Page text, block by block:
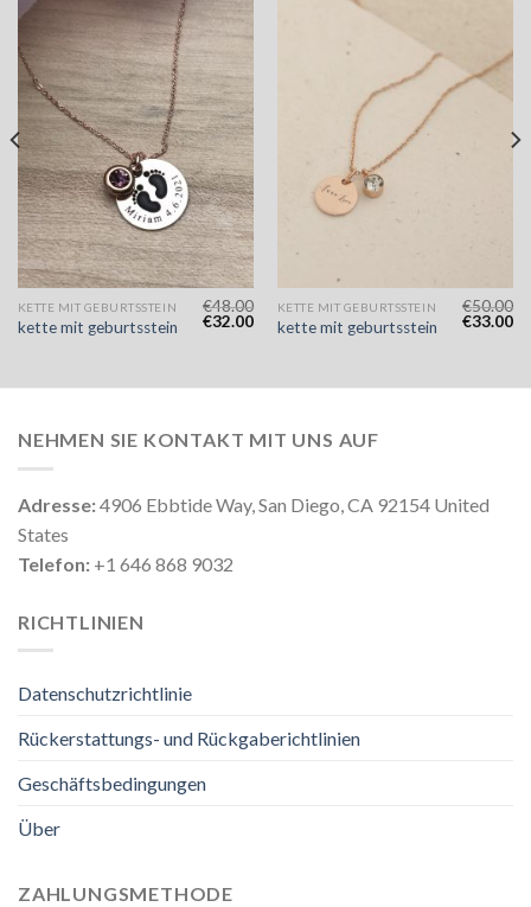
KETTE MIT GEBURTSSTEIN
kette mit geburtsstein
€48.00
€32.00
KETTE MIT GEBURTSSTEIN
kette mit geburtsstein
€50.00
€33.00
NEHMEN SIE KONTAKT MIT UNS AUF
Adresse:4906 Ebbtide Way, San Diego, CA 92154 United
States
Telefon: +1 646 868 9032
RICHTLINIEN
Datenschutzrichtlinie
Rückerstattungs- und Rückgaberichtlinien
Geschäftsbedingungen
Über
ZAHLUNGSMETHODE